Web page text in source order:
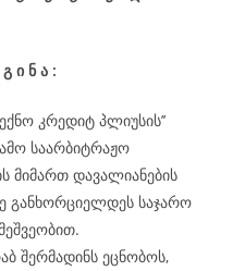
გ ი ნ ა :
კრედიტ პლიუსის’’
საარბიტრაჟო
მიმართ დავალიანების
განხორციელდეს საჯარო
შერმადინს ეცნობოს,